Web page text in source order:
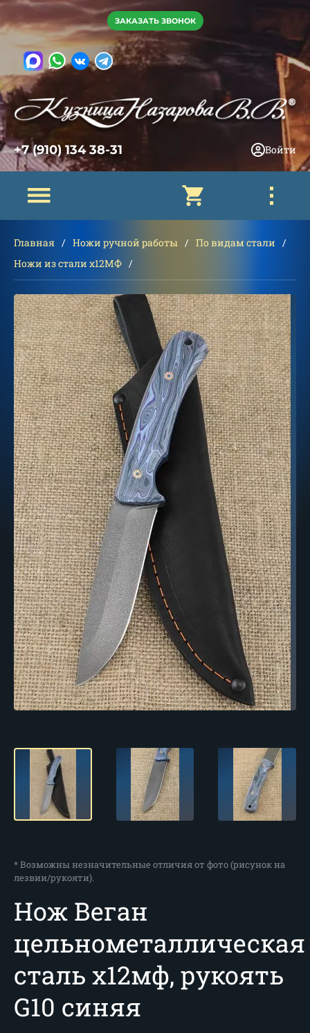
ЗАКАЗАТЬ ЗВОНОК
+7 (910) 134 38-31 Войти
Главная Ножи ручной работы
По видам стали
Ножи из стали х12МФ
* Возможны незначительные отличия от фото (рисунок на
лезвии/рукояти).
Нож Веган
цельнометаллическая
сталь х12мф, рукоять
G10 синяя